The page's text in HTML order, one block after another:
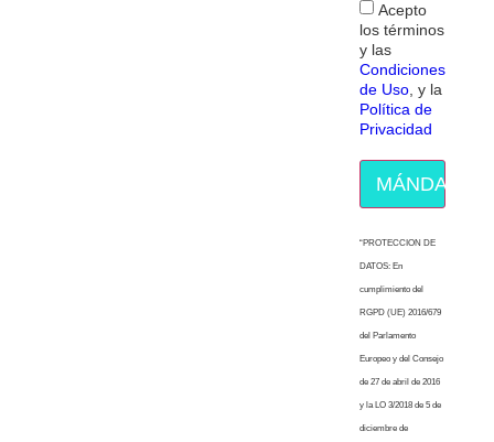
Acepto
los términos
y las
Condiciones
de Uso , y la
Política de
Privacidad
MÁNDAME
“PROTECCION DE
DATOS: En
cumplimiento del
RGPD (UE) 2016/679
del Parlamento
Europeo y del Consejo
de 27 de abril de 2016
y la LO 3/2018 de 5 de
diciembre de